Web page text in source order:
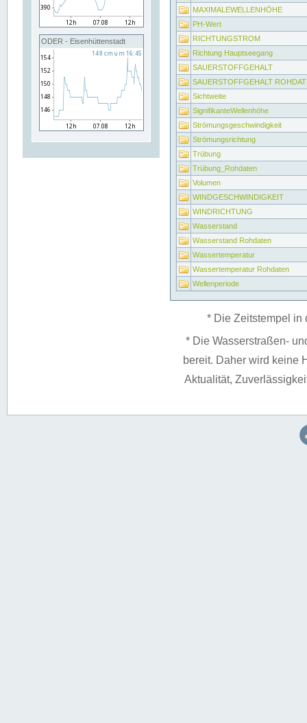
ODER - Eisenhüttenstadt
MAXIMALEWELLENHÖHE
PH-Wert
RICHTUNGSTROM
Richtung Hauptseegang
SAUERSTOFFGEHALT
SAUERSTOFFGEHALT
Sichtweite
SignifikanteWellenhöhe
Strömungsgeschwindigkeit
Strömungsrichtung
Trübung
Trübung_Rohdaten
Volumen
WINDGESCHWINDIGKEIT
WINDRICHTUNG
Wasserstand
Wasserstand Rohdaten
Wassertemperatur
Wassertemperatur Rohdaten
Wellenperiode
* Die Zeitstempel in
* Die Wasserstraßen-
bereit. Daher wird keine
Aktualität,